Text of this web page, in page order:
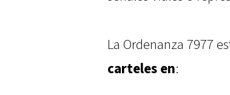
La Ordenanza 7977
carteles en: